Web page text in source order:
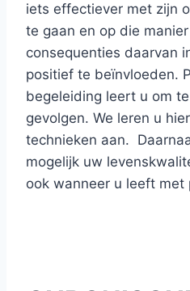
iets effectiever met zijn
te gaan en op die
consequenties daarvan
positief te beïnvloeden.
begeleiding leert u om
gevolgen. We leren u
technieken aan.
mogelijk uw
ook wanneer u leeft met